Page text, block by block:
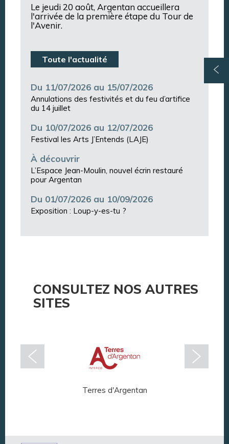
Le jeudi 20 août, Argentan accueillera
l'arrivée de la première étape du Tour de
l'Avenir.
Toute l'actualité
Du 11/07/2026 au 15/07/2026
Annulations des festivités et du feu d’artifice
du 14 juillet
Du 10/07/2026 au 12/07/2026
Festival les Arts J’Entends (LAJE)
À découvrir
L’Espace Jean-Moulin, nouvel écrin restauré
pour Argentan
Du 01/07/2026 au 10/09/2026
Exposition : Loup-y-es-tu ?
CONSULTEZ NOS AUTRES
SITES
Terres d'Argentan